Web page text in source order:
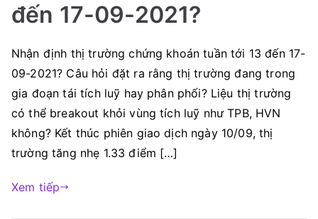
đến 17-09-2021?
Nhận định thị trường chứng khoán tuần tới 13 đến 17-
09-2021? Câu hỏi đặt ra rằng thị trường đang trong
gia đoạn tái tích luỹ hay phân phối? Liệu thị trường
có thể breakout khỏi vùng tích luỹ như TPB, HVN
không? Kết thúc phiên giao dịch ngày 10/09, thị
trường tăng nhẹ 1.33 điểm […]
Xem tiếp